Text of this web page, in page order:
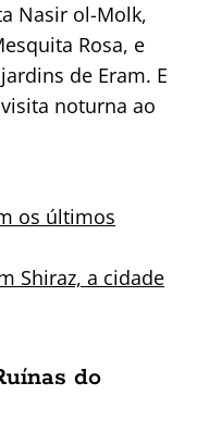
Nasir ol-Molk,
Rosa, e
de Eram. E
noturna ao
os últimos
Shiraz, a cidade
do